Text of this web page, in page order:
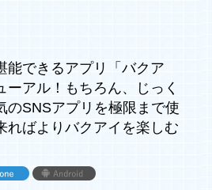
能できるアプリ「バクア
ーアル！もちろん、じっく
のSNSアプリを極限まで使
ればよりバクアイを楽しむ